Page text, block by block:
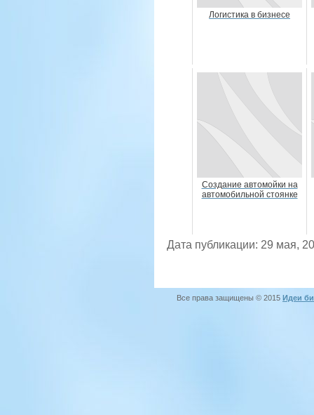
Логистика в бизнесе
Создание автомойки на
автомобильной стоянке
Дата публикации: 29 мая,
Все права защищены © 2015 Идеи